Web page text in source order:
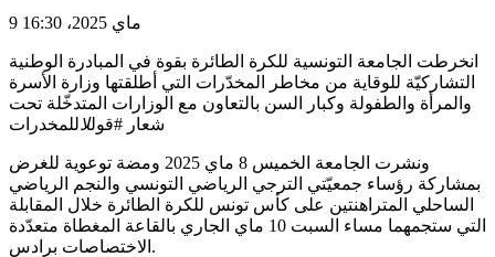
9 ماي 2025، 16:30
انخرطت الجامعة التونسية للكرة الطائرة بقوة في المبادرة الوطنية
التشاركيّة للوقاية من مخاطر المخدّرات التي أطلقتها وزارة الأسرة
والمرأة والطفولة وكبار السن بالتعاون مع الوزارات المتدخّلة تحت
شعار #قوللاللمخدرات
ونشرت الجامعة الخميس 8 ماي 2025 ومضة توعوية للغرض
بمشاركة رؤساء جمعيّتي الترجي الرياضي التونسي والنجم الرياضي
الساحلي المتراهنتين على كأس تونس للكرة الطائرة خلال المقابلة
التي ستجمهما مساء السبت 10 ماي الجاري بالقاعة المغطاة متعدّدة
الاختصاصات برادس.